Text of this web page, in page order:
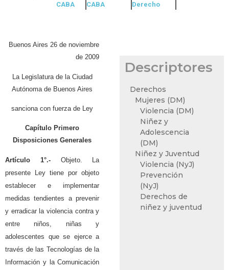
CABA
CABA
Derecho
Buenos Aires 26 de noviembre
de 2009
La Legislatura de la Ciudad
Autónoma de Buenos Aires
sanciona con fuerza de Ley
Capítulo Primero
Disposiciones Generales
Artículo 1°.-Objeto. La
presente Ley tiene por objeto
establecer e implementar
medidas tendientes a prevenir
y erradicar la violencia contra y
entre niños, niñas y
adolescentes que se ejerce a
través de las Tecnologías de la
Información y la Comunicación
Descriptores
Derechos
Mujeres (DM)
Violencia (DM)
Niñez y
Adolescencia
(DM)
Niñez y Juventud
Violencia (NyJ)
Prevención
(NyJ)
Derechos de
niñez y juventud